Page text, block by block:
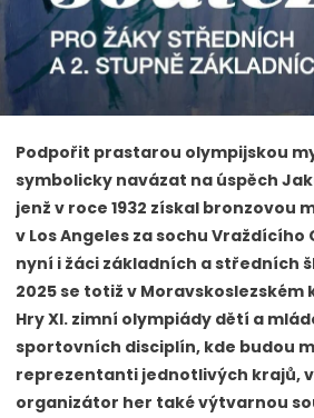
Podpořit prastarou olympijskou
symbolicky navázat na úspěch
jenž v roce 1932 získal bronzovou
v Los Angeles za sochu Vraždícího
nyní i žáci základních a středních
2025 se totiž v
Hry XI. zimní olympiády dětí a
sportovních disciplín, kde budou
reprezentanti jednotlivých krajů,
organizátor her také výtvarnou